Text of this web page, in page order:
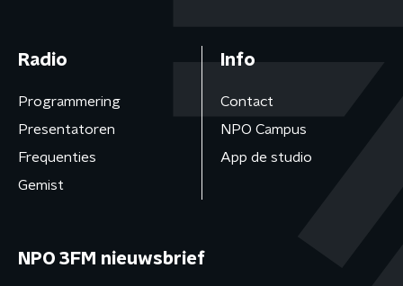
Radio
Programmering
Presentatoren
Frequenties
Gemist
Info
Contact
NPO Campus
App de studio
NPO 3FM nieuwsbrief